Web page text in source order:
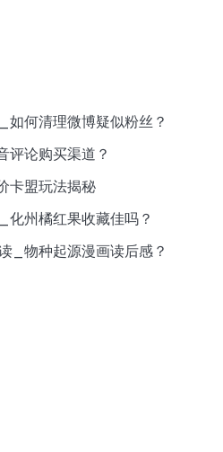
何清理微博疑似粉丝？
评论购买渠道？
卡盟玩法揭秘
州橘红果收藏佳吗？
_物种起源漫画读后感？